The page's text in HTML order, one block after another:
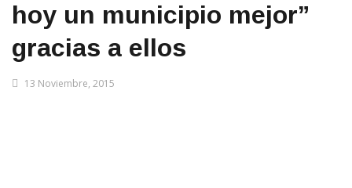
hoy un municipio mejor”
gracias a ellos
13 Noviembre, 2015